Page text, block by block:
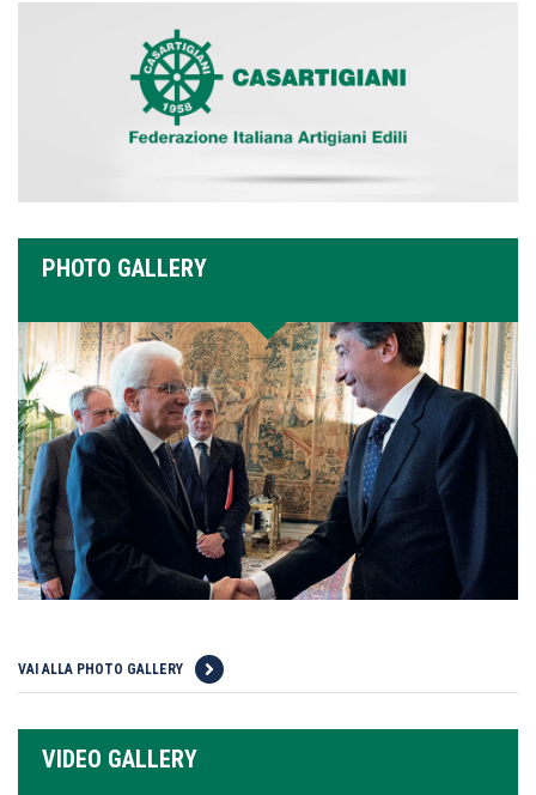
PHOTO GALLERY
VAI ALLA PHOTO GALLERY
VIDEO GALLERY